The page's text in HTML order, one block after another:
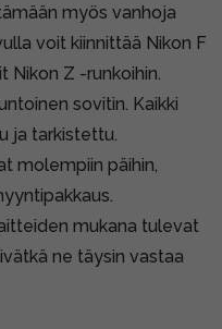
myös vanhoja
voit kiinnittää Nikon F
Z -runkoihin.
sovitin. Kaikki
ja tarkistettu.
molempiin päihin,
mukana tulevat
ne täysin vastaa